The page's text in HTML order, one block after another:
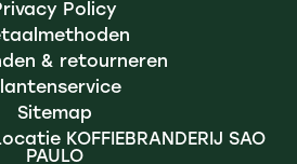
Policy
& retourneren
Sitemap
KOFFIEBRANDERIJ SAO
PAULO